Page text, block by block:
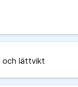
och lättvikt